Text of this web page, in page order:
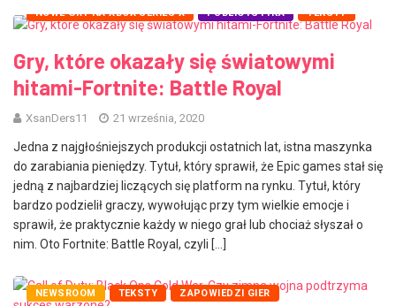
NOWE GRY NA XBOX SERIES X PUBLICYSTYKA TEKSTY
Gry, które okazały się światowymi
hitami-Fortnite: Battle Royal
XsanDers11 21 września, 2020
Jedna z najgłośniejszych produkcji ostatnich lat, istna maszynka
do zarabiania pieniędzy. Tytuł, który sprawił, że Epic games stał się
jedną z najbardziej liczących się platform na rynku. Tytuł, który
bardzo podzielił graczy, wywołując przy tym wielkie emocje i
sprawił, że praktycznie każdy w niego grał lub chociaż słyszał o
nim. Oto Fortnite: Battle Royal, czyli […]
NEWSROOM TEKSTY ZAPOWIEDZI GIER